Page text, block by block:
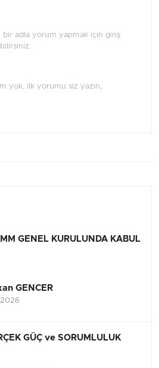
bir adla yorum yapmak için giriş
yok, ilk yorumu siz yazın,
GENEL KURULUNDA KABUL
GENCER
GÜÇ ve SORUMLULUK